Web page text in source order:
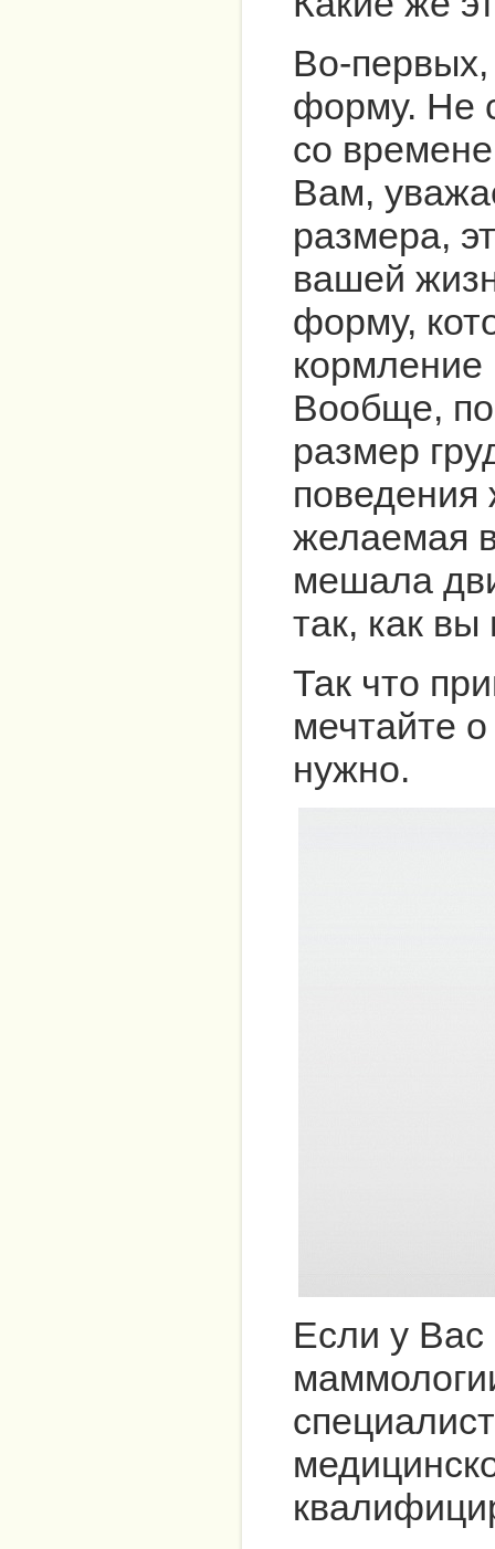
Во-
форму. Не
со
Вам,
размера,
вашей
форму,
кормление
Вообще, по
размер
поведения
желаемая
мешала
так, как
Так что
мечтайте
нужно.
Если у